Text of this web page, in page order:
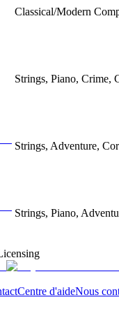
Classical/Modern
Strings, Piano, Crime,
Strings, Adventure,
Strings, Piano,
Centre d'aideNous